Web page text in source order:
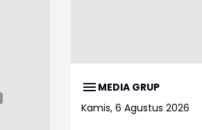
MEDIA GRUP
Kamis, 6 Agustus 2026